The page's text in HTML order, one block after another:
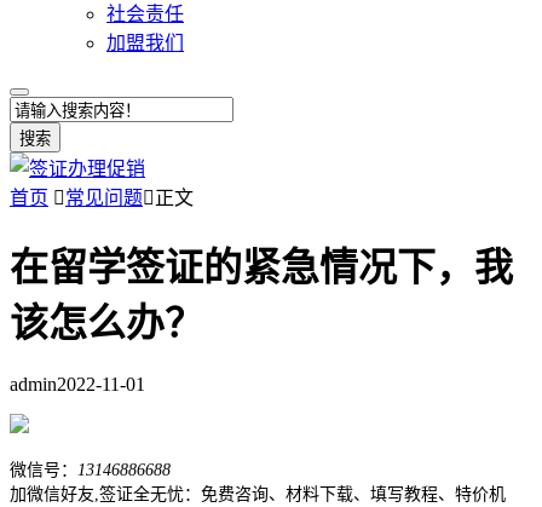
社会责任
加盟我们
搜索
首页 常见问题正文
在留学签证的紧急情况下，我
该怎么办？
admin2022-11-01
微信号：
13146886688
加微信好友,签证全无忧：免费咨询、材料下载、填写教程、特价机